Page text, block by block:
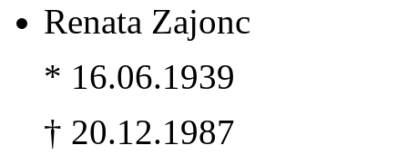
Renata Zajonc
* 16.06.1939
† 20.12.1987